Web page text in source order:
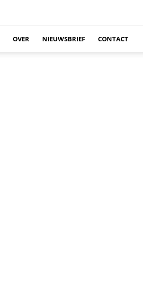
OVER NIEUWSBRIEF CONTACT